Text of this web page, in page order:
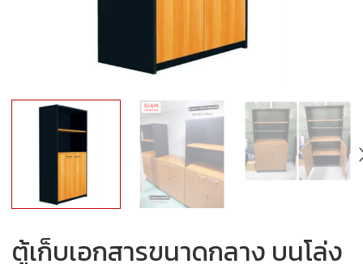
ตู้เก็บเอกสารขนาดกลาง บนโล่ง